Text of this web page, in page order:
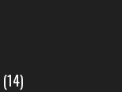
(14)